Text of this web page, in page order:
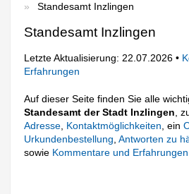
Standesamt Inzlingen
Standesamt Inzlingen
Letzte Aktualisierung: 22.07.2026 •
Erfahrungen
Auf dieser Seite finden Sie alle
Standesamt der Stadt Inzlingen ,
Adresse Kontaktmöglichkeiten , ein
Urkundenbestellung ,Antworten zu
sowie Kommentare und Erfahrungen